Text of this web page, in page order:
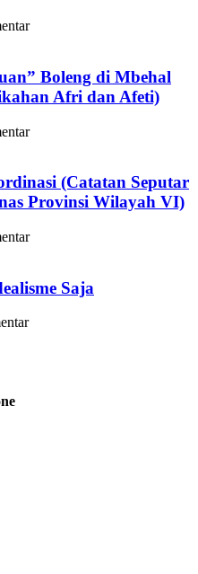
Boleng di Mbehal
Afri dan Afeti)
(Catatan Seputar
Provinsi Wilayah VI)
Saja